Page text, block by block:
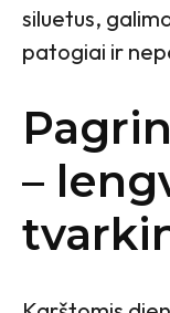
siluetus,
patogiai ir
–